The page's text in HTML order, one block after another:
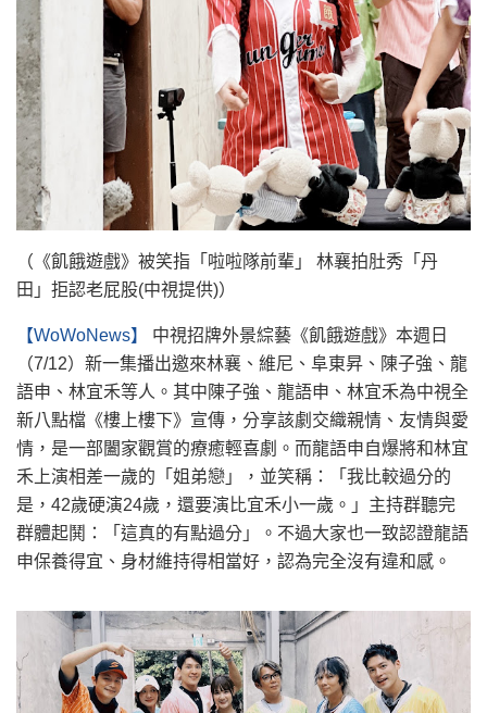
（《飢餓遊戲》被笑指「啦啦隊前輩」 林襄拍肚秀「丹
田」拒認老屁股(中視提供)）
【WoWoNews】
中視招牌外景綜藝《飢餓遊戲》本週日
（7/12）新一集播出邀來林襄、維尼、阜東昇、陳子強、龍
語申、林宜禾等人。其中陳子強、龍語申、林宜禾為中視全
新八點檔《樓上樓下》宣傳，分享該劇交織親情、友情與愛
情，是一部闔家觀賞的療癒輕喜劇。而龍語申自爆將和林宜
禾上演相差一歲的「姐弟戀」，並笑稱：「我比較過分的
是，42歲硬演24歲，還要演比宜禾小一歲。」主持群聽完
群體起鬨：「這真的有點過分」。不過大家也一致認證龍語
申保養得宜、身材維持得相當好，認為完全沒有違和感。